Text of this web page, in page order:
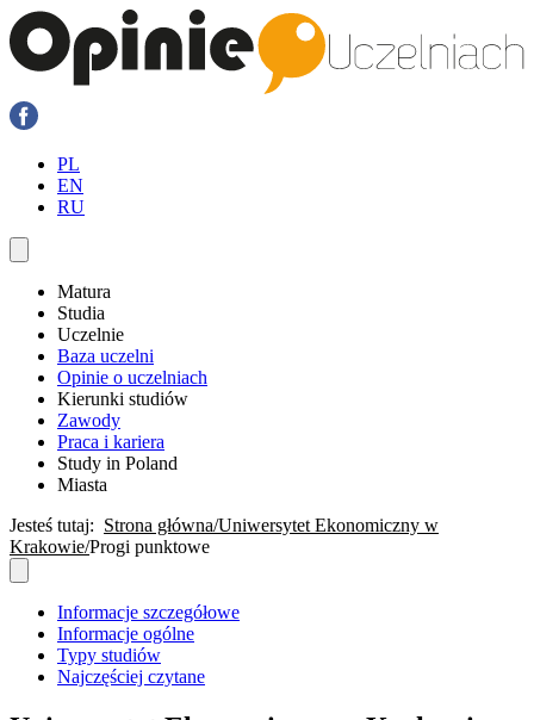
PL
EN
RU
Matura
Studia
Uczelnie
Baza uczelni
Opinie o uczelniach
Kierunki studiów
Zawody
Praca i kariera
Study in Poland
Miasta
Jesteś tutaj: Strona główna Uniwersytet Ekonomiczny w
Krakowie Progi punktowe
Informacje szczegółowe
Informacje ogólne
Typy studiów
Najczęściej czytane